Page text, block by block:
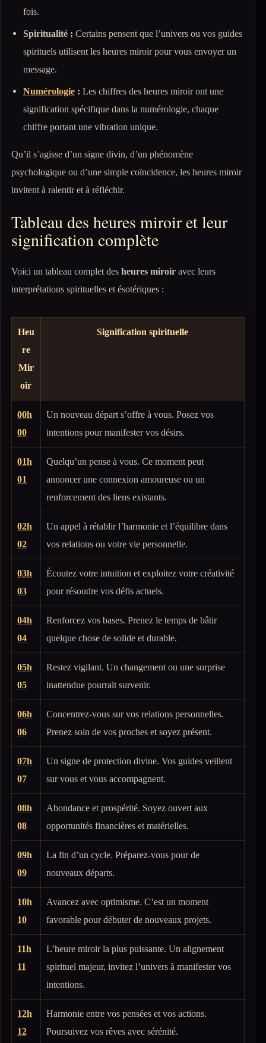
fois.
Spiritualité : Certains pensent que l’univers ou vos guides
spirituels utilisent les heures miroir pour vous envoyer un
message.
Numérologie: Les chiffres des heures miroir ont une
signification spécifique dans la numérologie, chaque
chiffre portant une vibration unique.
Qu’il s’agisse d’un signe divin, d’un phénomène
psychologique ou d’une simple coïncidence, les heures miroir
invitent à ralentir et à réfléchir.
Tableau des heures miroir et leur
signification complète
Voici un tableau complet des heures miroiravec leurs
interprétations spirituelles et ésotériques :
Heu
re
Mir
oir
Signification spirituelle
00h
00
Un nouveau départ s’offre à vous. Posez vos
intentions pour manifester vos désirs.
01h
01
Quelqu’un pense à vous. Ce moment peut
annoncer une connexion amoureuse ou un
renforcement des liens existants.
02h
02
Un appel à rétablir l’harmonie et l’équilibre dans
vos relations ou votre vie personnelle.
03h
03
Écoutez votre intuition et exploitez votre créativité
pour résoudre vos défis actuels.
04h
04
Renforcez vos bases. Prenez le temps de bâtir
quelque chose de solide et durable.
05h
05
Restez vigilant. Un changement ou une surprise
inattendue pourrait survenir.
06h
06
Concentrez-vous sur vos relations personnelles.
Prenez soin de vos proches et soyez présent.
07h
07
Un signe de protection divine. Vos guides veillent
sur vous et vous accompagnent.
08h
08
Abondance et prospérité. Soyez ouvert aux
opportunités financières et matérielles.
09h
09
La fin d’un cycle. Préparez-vous pour de
nouveaux départs.
10h
10
Avancez avec optimisme. C’est un moment
favorable pour débuter de nouveaux projets.
11h
11
L’heure miroir la plus puissante. Un alignement
spirituel majeur, invitez l’univers à manifester vos
intentions.
12h
12
Harmonie entre vos pensées et vos actions.
Poursuivez vos rêves avec sérénité.